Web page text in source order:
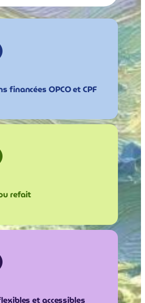
financées OPCO et CPF
refait
et accessibles